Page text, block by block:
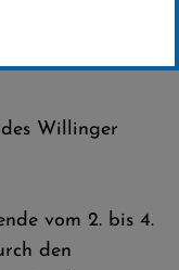
Willinger
vom 2. bis 4.
den